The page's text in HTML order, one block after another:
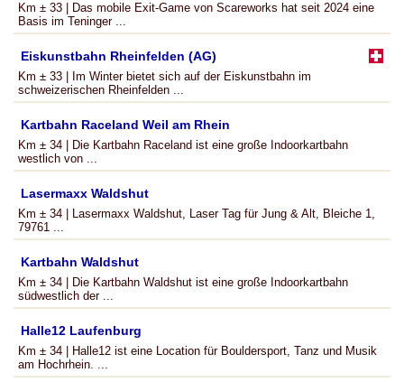
Km ± 33 | Das mobile Exit-Game von Scareworks hat seit 2024 eine
Basis im Teninger ...
Eiskunstbahn Rheinfelden (AG)
Km ± 33 | Im Winter bietet sich auf der Eiskunstbahn im
schweizerischen Rheinfelden ...
Kartbahn Raceland Weil am Rhein
Km ± 34 | Die Kartbahn Raceland ist eine große Indoorkartbahn
westlich von ...
Lasermaxx Waldshut
Km ± 34 | Lasermaxx Waldshut, Laser Tag für Jung & Alt, Bleiche 1,
79761 ...
Kartbahn Waldshut
Km ± 34 | Die Kartbahn Waldshut ist eine große Indoorkartbahn
südwestlich der ...
Halle12 Laufenburg
Km ± 34 | Halle12 ist eine Location für Bouldersport, Tanz und Musik
am Hochrhein. ...